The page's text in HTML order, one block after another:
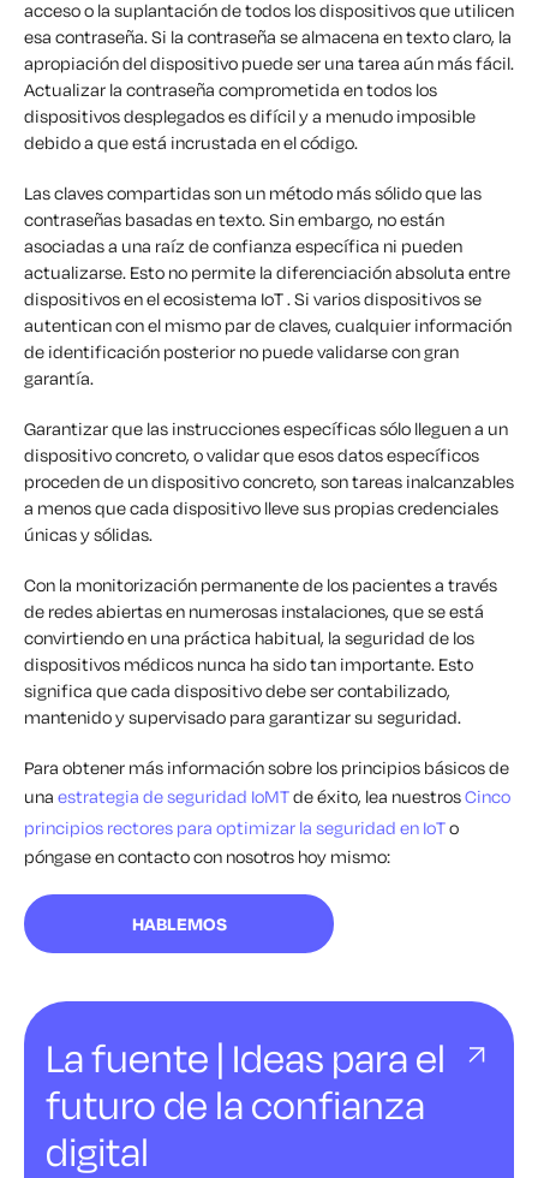
acceso o la suplantación de todos los dispositivos que utilicen
esa contraseña. Si la contraseña se almacena en texto claro, la
apropiación del dispositivo puede ser una tarea aún más fácil.
Actualizar la contraseña comprometida en todos los
dispositivos desplegados es difícil y a menudo imposible
debido a que está incrustada en el código.
Las claves compartidas son un método más sólido que las
contraseñas basadas en texto. Sin embargo, no están
asociadas a una raíz de confianza específica ni pueden
actualizarse. Esto no permite la diferenciación absoluta entre
dispositivos en el ecosistema IoT . Si varios dispositivos se
autentican con el mismo par de claves, cualquier información
de identificación posterior no puede validarse con gran
garantía.
Garantizar que las instrucciones específicas sólo lleguen a un
dispositivo concreto, o validar que esos datos específicos
proceden de un dispositivo concreto, son tareas inalcanzables
a menos que cada dispositivo lleve sus propias credenciales
únicas y sólidas.
Con la monitorización permanente de los pacientes a través
de redes abiertas en numerosas instalaciones, que se está
convirtiendo en una práctica habitual, la seguridad de los
dispositivos médicos nunca ha sido tan importante. Esto
significa que cada dispositivo debe ser contabilizado,
mantenido y supervisado para garantizar su seguridad.
Para obtener más información sobre los principios básicos de
una estrategia de seguridad IoMTde éxito, lea nuestrosCinco
principios rectores para optimizar la seguridad en IoTo
póngase en contacto con nosotros hoy mismo:
HABLEMOS
La fuente | Ideas para el
futuro de la confianza
digital